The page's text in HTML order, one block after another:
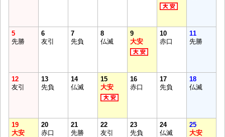
5
先勝
6
友引
7
先負
8
仏滅
9
大安
10
赤口
11
先勝
12
友引
13
先負
14
仏滅
15
大安
16
赤口
17
先負
18
仏滅
19
大安
20
赤口
21
先勝
22
友引
23
先負
24
仏滅
25
大安